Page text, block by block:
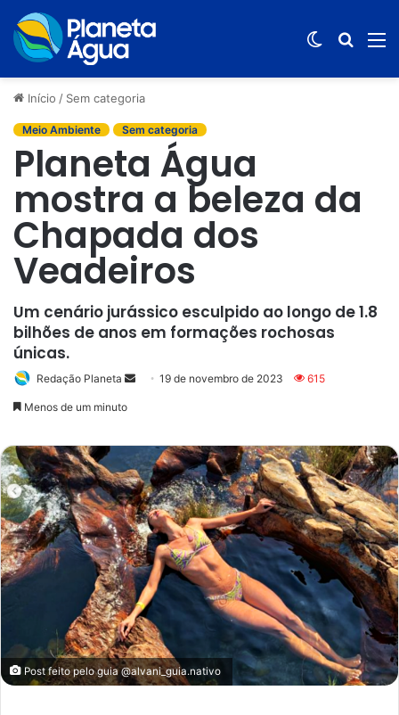
Switch
Início / Sem categoria
Meio Ambiente Sem categoria
Planeta Água
mostra a beleza da
Chapada dos
Veadeiros
Um cenário jurássico esculpido ao longo de 1.8
bilhões de anos em formações rochosas
únicas.
Redação Planeta
Mande
mail
19 de novembro de 2023 615
Menos de um minuto
Post feito pelo guia @alvani_guia.nativo